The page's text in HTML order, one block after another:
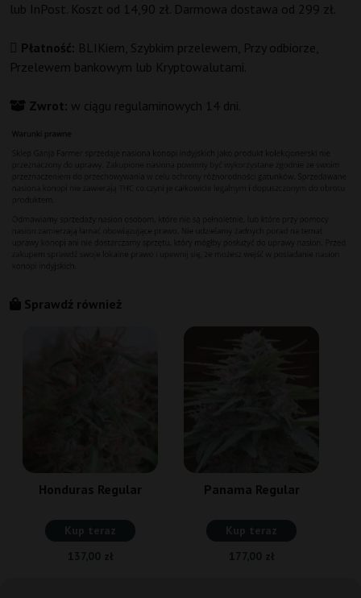
lub InPost. Koszt od 14,90 zł. Darmowa dostawa od 299 zł.
Płatność: BLIKiem, Szybkim przelewem, Przy odbiorze,
Przelewem bankowym lub Kryptowalutami.
Zwrot: w ciągu regulaminowych 14 dni.
Sprawdź również
Honduras Regular
Kup teraz
137,00 zł
Panama Regular
Kup teraz
177,00 zł